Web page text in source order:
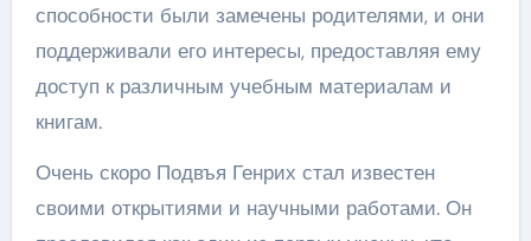
способности были замечены родителями, и они
поддерживали его интересы, предоставляя ему
доступ к различным учебным материалам и
книгам.
Очень скоро Подвъя Генрих стал известен
своими открытиями и научными работами. Он